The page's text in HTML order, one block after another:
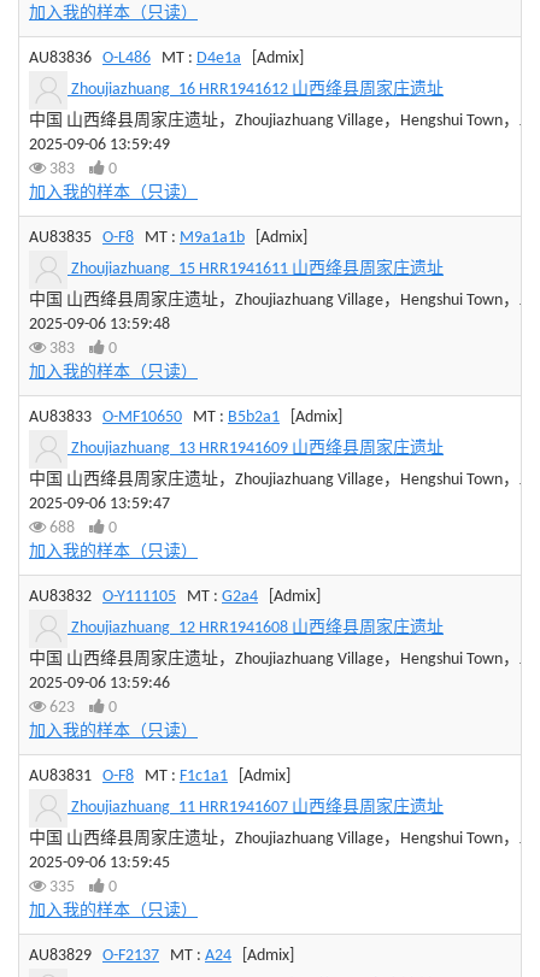
加入我的样本（只读）
AU83836 O-L486 MT : D4e1a [Admix]
Zhoujiazhuang_16 HRR1941612 山西绛县周家庄遗址
中国 山西绛县周家庄遗址，Zhoujiazhuang Village，Hengshui Town，
2025-09-06 13:59:49
383
0
加入我的样本（只读）
AU83835 O-F8 MT : M9a1a1b [Admix]
Zhoujiazhuang_15 HRR1941611 山西绛县周家庄遗址
中国 山西绛县周家庄遗址，Zhoujiazhuang Village，Hengshui Town，
2025-09-06 13:59:48
383
0
加入我的样本（只读）
AU83833 O-MF10650 MT : B5b2a1 [Admix]
Zhoujiazhuang_13 HRR1941609 山西绛县周家庄遗址
中国 山西绛县周家庄遗址，Zhoujiazhuang Village，Hengshui Town，
2025-09-06 13:59:47
688
0
加入我的样本（只读）
AU83832 O-Y111105 MT : G2a4 [Admix]
Zhoujiazhuang_12 HRR1941608 山西绛县周家庄遗址
中国 山西绛县周家庄遗址，Zhoujiazhuang Village，Hengshui Town，
2025-09-06 13:59:46
623
0
加入我的样本（只读）
AU83831 O-F8 MT : F1c1a1 [Admix]
Zhoujiazhuang_11 HRR1941607 山西绛县周家庄遗址
中国 山西绛县周家庄遗址，Zhoujiazhuang Village，Hengshui Town，
2025-09-06 13:59:45
335
0
加入我的样本（只读）
AU83829 O-F2137 MT : A24 [Admix]